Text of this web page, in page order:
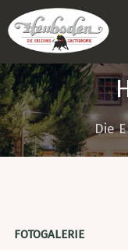
Die
FOTOGALERIE